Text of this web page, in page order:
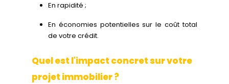
En rapidité ;
En économies potentielles sur le coût total
de votre crédit.
Quel est l'impact concret sur votre
projet immobilier ?